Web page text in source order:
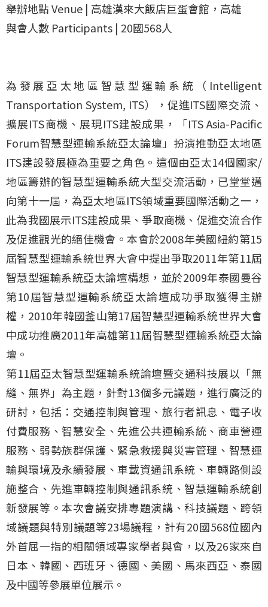
舉辦地點 Venue | 高雄漢來大飯店巨蛋會館，高雄
與會人數 Participants | 20國568人
為發展亞太地區智慧型運輸系統（Intelligent
Transportation System, ITS），促進ITS國際交流、
擴展ITS商機、展現ITS建設成果，「ITS Asia-Pacific
Forum智慧型運輸系統亞太論壇」扮演推動亞太地區
ITS建設發展極為重要之角色。這個由亞太14個國家/
地區籌辦的智慧型運輸系統大型交流活動，已堂堂邁
向第十一屆，為亞太地區ITS領域重要國際活動之一，
此為我國展示ITS建設成果、爭取商機、促進交流合作
及促進觀光的絕佳機會。本會於2008年美國紐約第15
屆智慧型運輸系統世界大會中提出爭取2011年第11屆
智慧型運輸系統亞太論壇構想，並於2009年泰國曼谷
第10屆智慧型運輸系統亞太論壇成功爭取獲得主辦
權，2010年韓國釜山第17屆智慧型運輸系統世界大會
中成功推廣2011年高雄第11屆智慧型運輸系統亞太論
壇。
第11屆亞太智慧型運輸系統論壇暨交通科技展以「無
縫、無界」為主題，針對13個多元議題，進行廣泛的
研討，包括：交通控制與管理、旅行者訊息、電子收
付費服務、智慧安全、先進公共運輸系統、商車營運
服務、弱勢族群保護、緊急救援與災害管理、智慧運
輸與環境及永續發展、車載資通訊系統、車輛路側設
施整合、先進車輛控制與通訊系統、智慧運輸系統創
新發展等。本次會議安排專題演講、科技議題、跨領
域議題與特別議題等23場議程，計有20國568位國內
外首屈一指的相關領域專家學者與會，以及26家來自
日本、韓國、西班牙、德國、美國、馬來西亞、泰國
及中國等參展單位展示。